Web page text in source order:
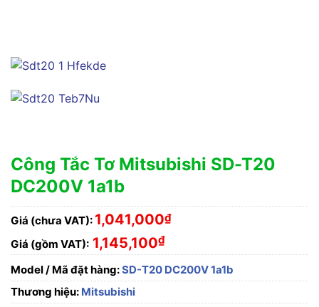
Công Tắc Tơ Mitsubishi SD-T20
DC200V 1a1b
Giá (chưa VAT): 1,041,000₫
Giá (gồm VAT): 1,145,100₫
Model / Mã đặt hàng:SD-T20 DC200V 1a1b
Thương hiệu: Mitsubishi